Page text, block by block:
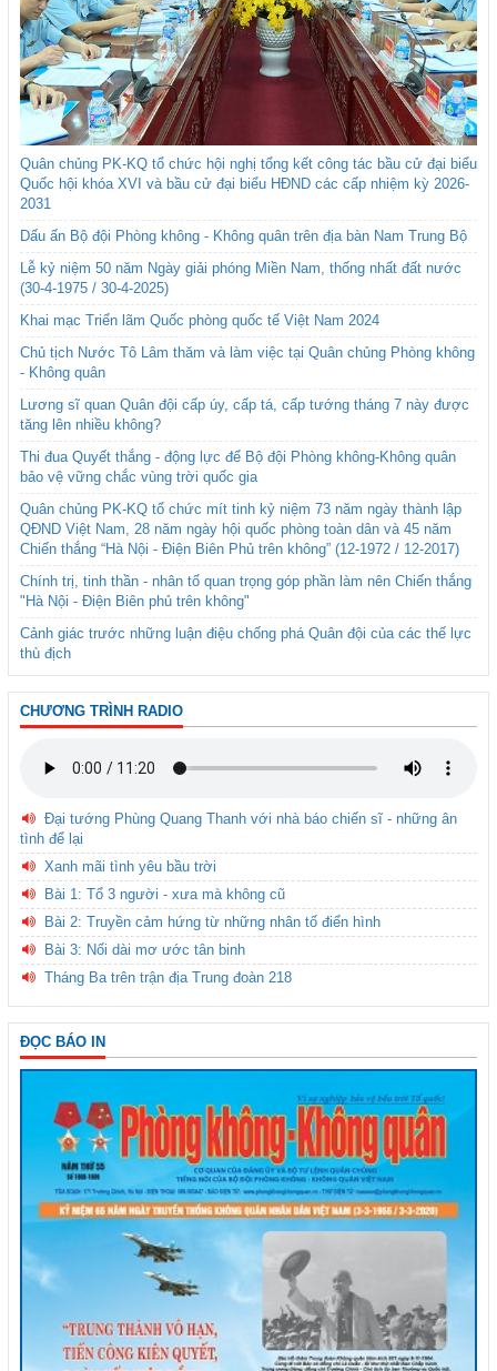
Quân chủng PK-KQ tổ chức hội nghị tổng kết công tác bầu cử đại biểu
Quốc hội khóa XVI và bầu cử đại biểu HĐND các cấp nhiệm kỳ 2026-
2031
Dấu ấn Bộ đội Phòng không - Không quân trên địa bàn Nam Trung Bộ
Lễ kỷ niệm 50 năm Ngày giải phóng Miền Nam, thống nhất đất nước
(30-4-1975 / 30-4-2025)
Khai mạc Triển lãm Quốc phòng quốc tế Việt Nam 2024
Chủ tịch Nước Tô Lâm thăm và làm việc tại Quân chủng Phòng không
- Không quân
Lương sĩ quan Quân đội cấp úy, cấp tá, cấp tướng tháng 7 này được
tăng lên nhiều không?
Thi đua Quyết thắng - động lực để Bộ đội Phòng không-Không quân
bảo vệ vững chắc vùng trời quốc gia
Quân chủng PK-KQ tổ chức mít tinh kỷ niệm 73 năm ngày thành lập
QĐND Việt Nam, 28 năm ngày hội quốc phòng toàn dân và 45 năm
Chiến thắng “Hà Nội - Điện Biên Phủ trên không” (12-1972 / 12-2017)
Chính trị, tinh thần - nhân tố quan trọng góp phần làm nên Chiến thắng
"Hà Nội - Điện Biên phủ trên không"
Cảnh giác trước những luận điệu chống phá Quân đội của các thế lực
thù địch
CHƯƠNG TRÌNH RADIO
Đại tướng Phùng Quang Thanh với nhà báo chiến sĩ - những ân
tình để lại
Xanh mãi tình yêu bầu trời
Bài 1: Tổ 3 người - xưa mà không cũ
Bài 2: Truyền cảm hứng từ những nhân tố điển hình
Bài 3: Nối dài mơ ước tân binh
Tháng Ba trên trận địa Trung đoàn 218
ĐỌC BÁO IN